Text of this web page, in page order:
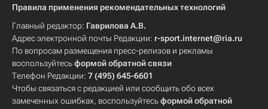
Правила применения рекомендательных технологий
Главный редактор: Гаврилова А.В.
Адрес электронной почты Редакции: r-sport.internet@ria.ru
По вопросам размещения пресс-релизов и рекламы
воспользуйтесьформой обратной связи
Телефон Редакции: 7 (495) 645-6601
Чтобы связаться с редакцией или сообщить обо всех
замеченных ошибках, воспользуйтесьформой обратной